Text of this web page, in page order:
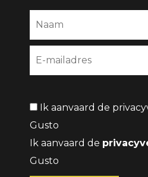
Ik aanvaard de
Gusto
Ik aanvaard de
Gusto